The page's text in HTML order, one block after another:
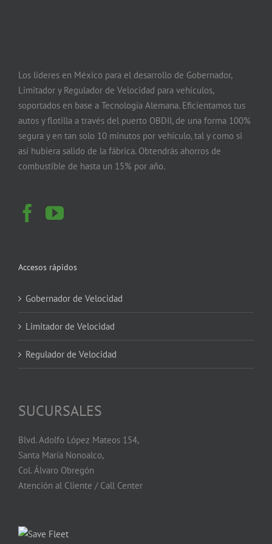
Los líderes en México para el desarrollo de Gobernador,
Limitador y Regulador de Velocidad para vehículos,
soportados en base a Tecnología Alemana. Eficientamos tus
autos y flotilla a través del puerto OBDII, de una forma 100%
segura y en tan solo 10 minutos por vehículo, tal y como si
así hubiera salido de la fábrica. Obtendrás ahorros de
combustible de hasta un 15% por año.
Accesos rápidos
Gobernador de Velocidad
Limitador de Velocidad
Regulador de Velocidad
SUCURSALES
Blvd. Adolfo López Mateos 154,
Santa María Nonoalco,
Col. Álvaro Obregón
Atención al Cliente / Call Center